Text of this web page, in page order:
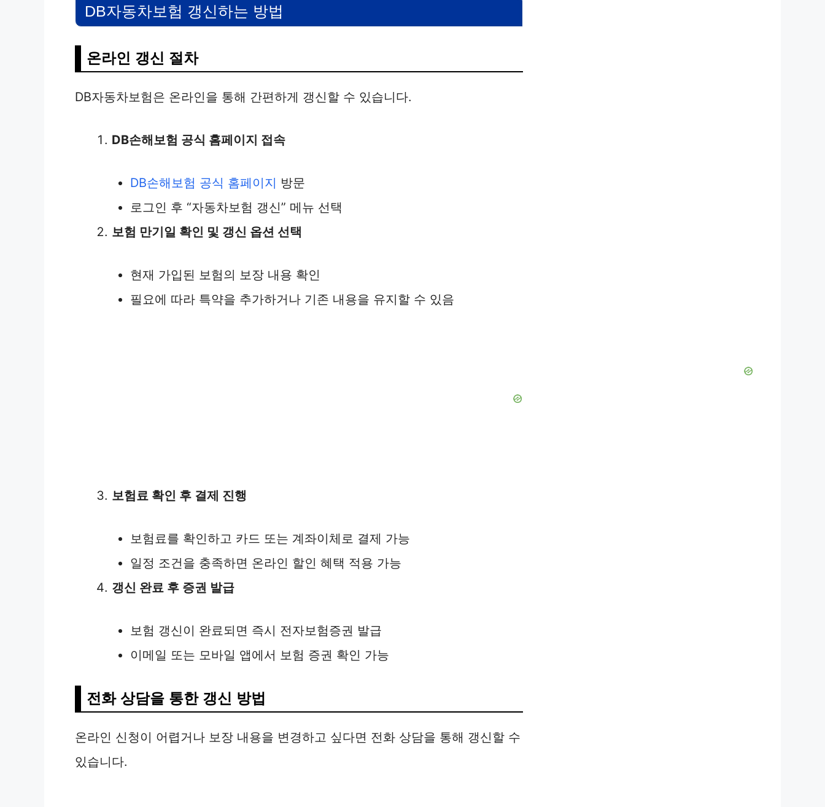
DB자동차보험 갱신하는 방법
온라인 갱신 절차
DB자동차보험은 온라인을 통해 간편하게 갱신할 수 있습니다.
DB손해보험 공식 홈페이지 접속
DB손해보험 공식 홈페이지 방문
로그인 후 “자동차보험 갱신” 메뉴 선택
보험 만기일 확인 및 갱신 옵션 선택
현재 가입된 보험의 보장 내용 확인
필요에 따라 특약을 추가하거나 기존 내용을 유지할 수 있음
보험료 확인 후 결제 진행
보험료를 확인하고 카드 또는 계좌이체로 결제 가능
일정 조건을 충족하면 온라인 할인 혜택 적용 가능
갱신 완료 후 증권 발급
보험 갱신이 완료되면 즉시 전자보험증권 발급
이메일 또는 모바일 앱에서 보험 증권 확인 가능
전화 상담을 통한 갱신 방법
온라인 신청이 어렵거나 보장 내용을 변경하고 싶다면 전화 상담을 통해 갱신할 수
있습니다.